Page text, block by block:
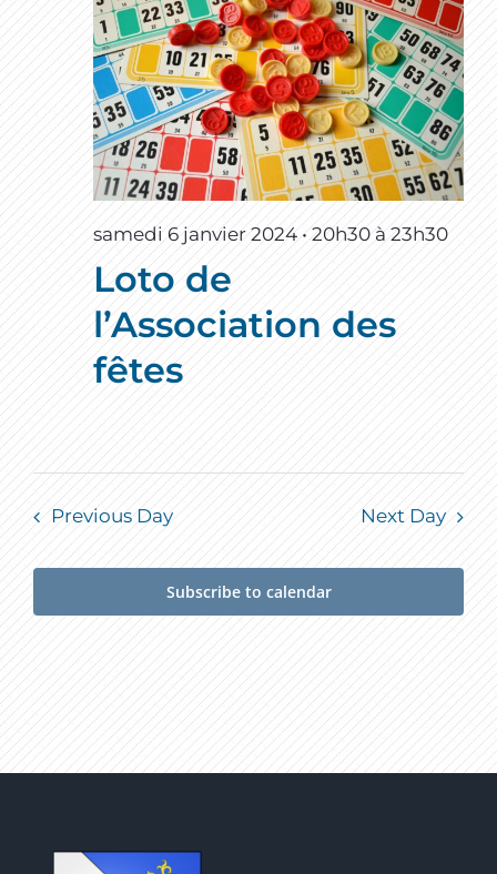
samedi 6 janvier 2024 • 20h30 à 23h30
Loto de
l’Association des
fêtes
Previous Day Next Day
Subscribe to calendar